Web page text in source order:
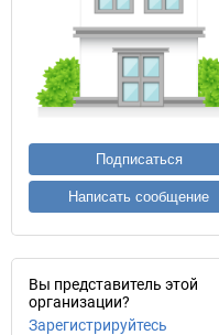
Подписаться
Написать сообщение
Вы представитель этой
организации?
Зарегистрируйтесь